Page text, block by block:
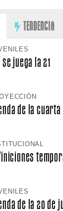
TENDENCIA
juega la 21
de la
de la 20 de